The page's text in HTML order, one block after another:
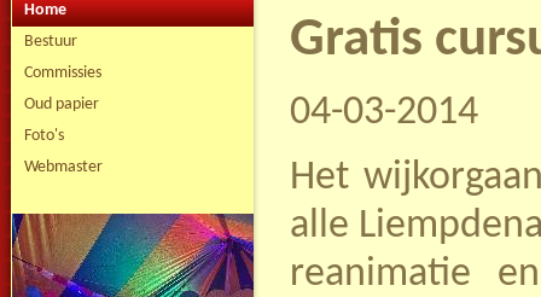
Home
Bestuur
Commissies
Oud papier
Foto's
Webmaster
Gratis
04-03-2014
Het
alle
reanimatie